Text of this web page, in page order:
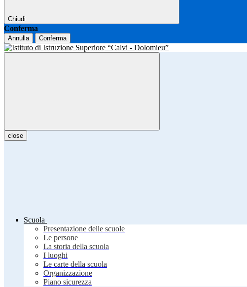
Chiudi
Conferma
Annulla Conferma
close
Scuola
Presentazione delle scuole
Le persone
La storia della scuola
I luoghi
Le carte della scuola
Organizzazione
Piano sicurezza